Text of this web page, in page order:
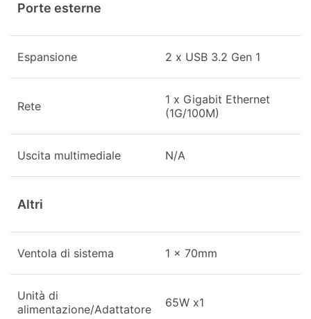
Porte esterne
Espansione 2 x USB 3.2 Gen 1
Rete
1 x Gigabit Ethernet
(1G/100M)
Uscita multimediale N/A
Altri
Ventola di sistema 1 x 70mm
Unità di
alimentazione/Adattatore
65W x1